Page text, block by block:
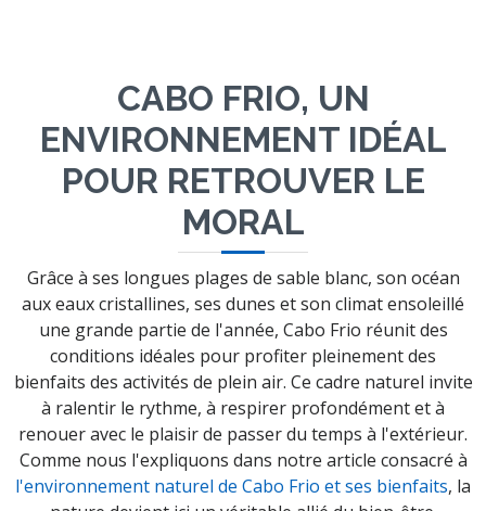
CABO FRIO, UN
ENVIRONNEMENT IDÉAL
POUR RETROUVER LE
MORAL
Grâce à ses longues plages de sable blanc, son océan
aux eaux cristallines, ses dunes et son climat ensoleillé
une grande partie de l'année, Cabo Frio réunit des
conditions idéales pour profiter pleinement des
bienfaits des activités de plein air. Ce cadre naturel invite
à ralentir le rythme, à respirer profondément et à
renouer avec le plaisir de passer du temps à l'extérieur.
Comme nous l'expliquons dans notre article consacré à
l'environnement naturel de Cabo Frio et ses bienfaits, la